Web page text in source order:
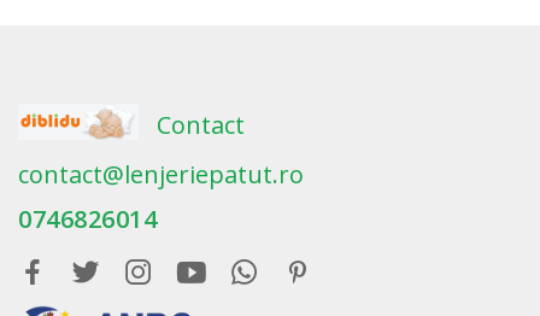
Contact
contact@lenjeriepatut.ro
0746826014